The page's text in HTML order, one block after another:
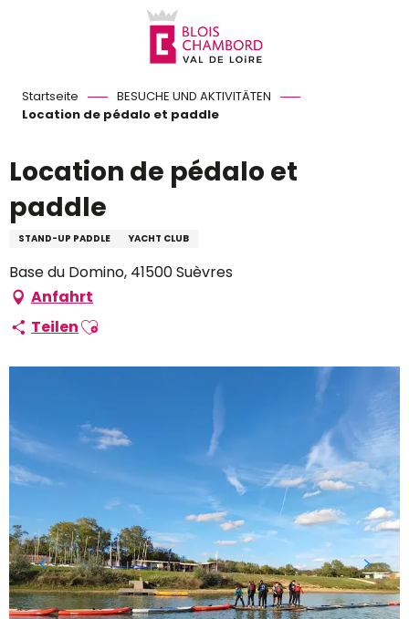
Startseite
BESUCHE UND AKTIVITÄTEN
Location de pédalo et paddle
Location de pédalo et
paddle
STAND-UP PADDLE YACHT CLUB
Base du Domino, 41500 Suèvres
Anfahrt
TeilenAjouter aux favoris